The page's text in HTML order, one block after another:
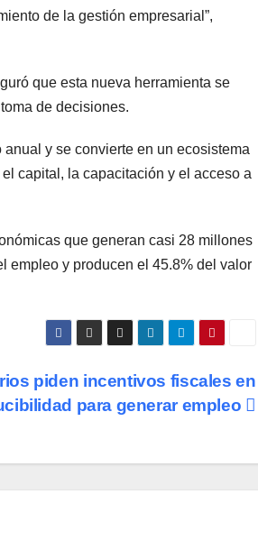
de la gestión empresarial”,
que esta nueva herramienta se
de decisiones.
anual y se convierte en un ecosistema
capital, la capacitación y el acceso a
que generan casi 28 millones
empleo y producen el 45.8% del valor
piden incentivos fiscales en
para generar empleo